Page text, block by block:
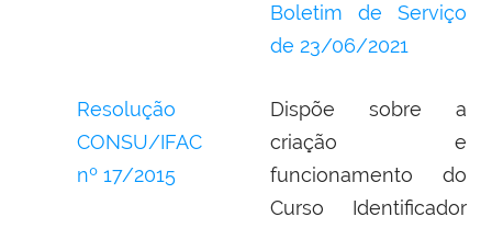
Boletim de Serviço
de 23/06/2021
Resolução
CONSU/IFAC
nº 17/2015
Dispõe sobre a
criação e
funcionamento do
Curso Identificador